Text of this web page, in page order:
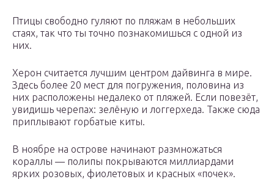
Птицы свободно гуляют по пляжам в небольших
стаях, так что ты точно познакомишься с одной из
них.
Херон считается лучшим центром дайвинга в мире.
Здесь более 20 мест для погружения, половина из
них расположены недалеко от пляжей. Если повезёт,
увидишь черепах: зелёную и логгерхеда. Также сюда
приплывают горбатые киты.
В ноябре на острове начинают размножаться
кораллы — полипы покрываются миллиардами
ярких розовых, фиолетовых и красных «почек».